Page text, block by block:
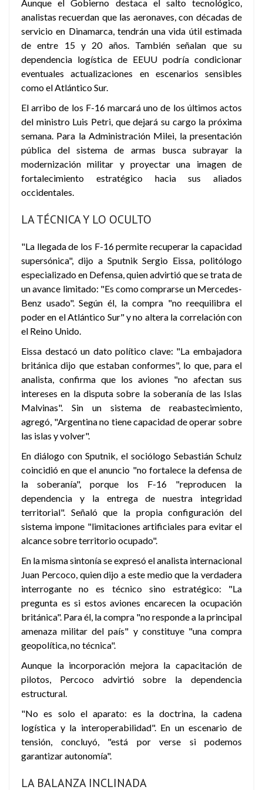
Aunque el Gobierno destaca el salto tecnológico,
analistas recuerdan que las aeronaves, con décadas de
servicio en Dinamarca, tendrán una vida útil estimada
de entre 15 y 20 años. También señalan que su
dependencia logística de EEUU podría condicionar
eventuales actualizaciones en escenarios sensibles
como el Atlántico Sur.
El arribo de los F-16 marcará uno de los últimos actos
del ministro Luis Petri, que dejará su cargo la próxima
semana. Para la Administración Milei, la presentación
pública del sistema de armas busca subrayar la
modernización militar y proyectar una imagen de
fortalecimiento estratégico hacia sus aliados
occidentales.
LA TÉCNICA Y LO OCULTO
"La llegada de los F-16 permite recuperar la capacidad
supersónica", dijo a Sputnik Sergio Eissa, politólogo
especializado en Defensa, quien advirtió que se trata de
un avance limitado: "Es como comprarse un Mercedes-
Benz usado". Según él, la compra "no reequilibra el
poder en el Atlántico Sur" y no altera la correlación con
el Reino Unido.
Eissa destacó un dato político clave: "La embajadora
británica dijo que estaban conformes", lo que, para el
analista, confirma que los aviones "no afectan sus
intereses en la disputa sobre la soberanía de las Islas
Malvinas". Sin un sistema de reabastecimiento,
agregó, "Argentina no tiene capacidad de operar sobre
las islas y volver".
En diálogo con Sputnik, el sociólogo Sebastián Schulz
coincidió en que el anuncio "no fortalece la defensa de
la soberanía", porque los F-16 "reproducen la
dependencia y la entrega de nuestra integridad
territorial". Señaló que la propia configuración del
sistema impone "limitaciones artificiales para evitar el
alcance sobre territorio ocupado".
En la misma sintonía se expresó el analista internacional
Juan Percoco, quien dijo a este medio que la verdadera
interrogante no es técnico sino estratégico: "La
pregunta es si estos aviones encarecen la ocupación
británica". Para él, la compra "no responde a la principal
amenaza militar del país" y constituye "una compra
geopolítica, no técnica".
Aunque la incorporación mejora la capacitación de
pilotos, Percoco advirtió sobre la dependencia
estructural.
"No es solo el aparato: es la doctrina, la cadena
logística y la interoperabilidad". En un escenario de
tensión, concluyó, "está por verse si podemos
garantizar autonomía".
LA BALANZA INCLINADA